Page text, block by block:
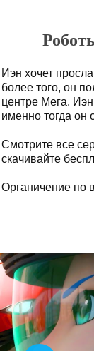
Иэн хочет
более того, он
центре Мега.
именно тогда он
Смотрите все
скачивайте
Органичение по